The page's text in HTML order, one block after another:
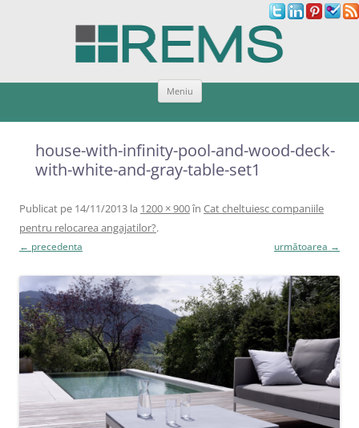
Meniu
Sari
conținut
house-with-infinity-pool-and-wood-deck-
with-white-and-gray-table-set1
Publicat pe 14/11/2013 la 1200 × 900în Cat cheltuiesc companiile
pentru relocarea angajatilor?.
← precedenta următoarea →